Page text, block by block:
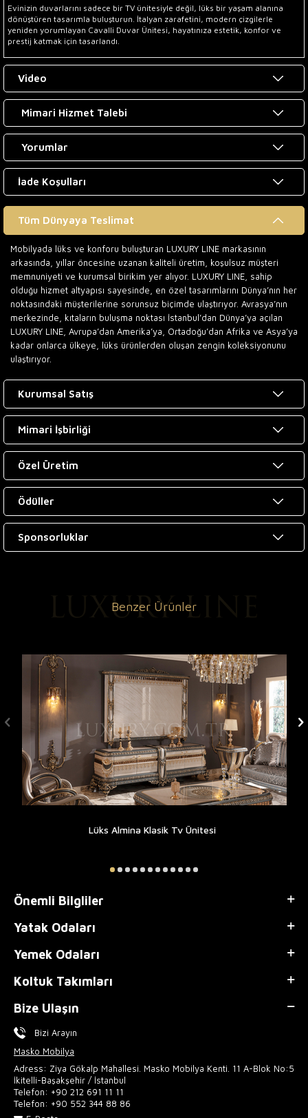
Evinizin duvarlarını sadece bir TV ünitesiyle değil, lüks bir yaşam alanına
dönüştüren tasarımla buluşturun. İtalyan zarafetini, modern çizgilerle
yeniden yorumlayan Cavalli Duvar Ünitesi, hayatınıza estetik, konfor ve
prestij katmak için tasarlandı.
Video
Mimari Hizmet Talebi
Yorumlar
İade Koşulları
Tüm Dünyaya Teslimat
Mobilyada lüks ve konforu buluşturan LUXURY LINE markasının
arkasında, yıllar öncesine uzanan kaliteli üretim, koşulsuz müşteri
memnuniyeti ve kurumsal birikim yer alıyor. LUXURY LINE, sahip
olduğu hizmet altyapısı sayesinde, en özel tasarımlarını Dünya’nın her
noktasındaki müşterilerine sorunsuz biçimde ulaştırıyor. Avrasya’nın
merkezinde, kıtaların buluşma noktası İstanbul’dan Dünya’ya açılan
LUXURY LINE, Avrupa’dan Amerika’ya, Ortadoğu’dan Afrika ve Asya’ya
kadar onlarca ülkeye, lüks ürünlerden oluşan zengin koleksiyonunu
ulaştırıyor.
Kurumsal Satış
Mimari İşbirliği
Özel Üretim
Ödüller
Sponsorluklar
Benzer Ürünler
Lüks Almina Klasik Tv Ünitesi
Önemli Bilgliler
Yatak Odaları
Yemek Odaları
Koltuk Takımları
Bize Ulaşın
Bizi Arayın
Masko Mobilya
Adress: Ziya Gökalp Mahallesi. Masko Mobilya Kenti. 11 A-Blok No:5
İkitelli-Başakşehir / İstanbul
Telefon: +90 212 691 11 11
Telefon: +90 552 344 88 86